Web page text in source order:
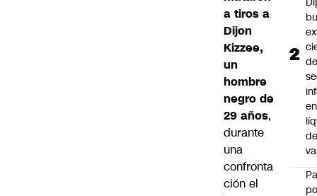
a tiros a
Dijon
Kizzee,
un
hombre
negro de
29 años,
durante
una
confronta
ción el
de
en
de